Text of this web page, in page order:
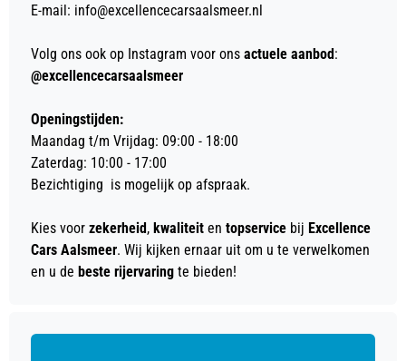
E-mail: info@excellencecarsaalsmeer.nl
Volg ons ook op Instagram voor ons actuele aanbod:
@excellencecarsaalsmeer
Openingstijden:
Maandag t/m Vrijdag: 09:00 - 18:00
Zaterdag: 10:00 - 17:00
Bezichtiging is mogelijk op afspraak.
Kies voor zekerheid, kwaliteit en topservice bij Excellence
Cars Aalsmeer. Wij kijken ernaar uit om u te verwelkomen
en u de beste rijervaring te bieden!